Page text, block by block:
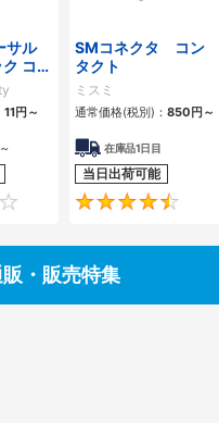
サル
コネ
11円 ～
4.2
SMコネクタ コン
タクト
ミスミ
通常価格(税別)： 850円 ～
在庫品1日目
当日出荷可能
・販売特集